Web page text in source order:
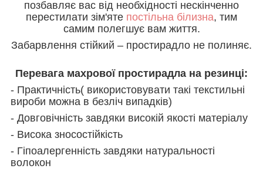
позбавляє вас від необхідності нескінченно
перестилати зім'яте постільна білизна, тим
самим полегшує вам життя.
Забарвлення стійкий – простирадло не полиняє.
Перевага махрової простирадла на резинці:
- Практичність( використовувати такі текстильні
вироби можна в безліч випадків)
- Довговічність завдяки високій якості матеріалу
- Висока зносостійкість
- Гіпоалергенність завдяки натуральності
волокон